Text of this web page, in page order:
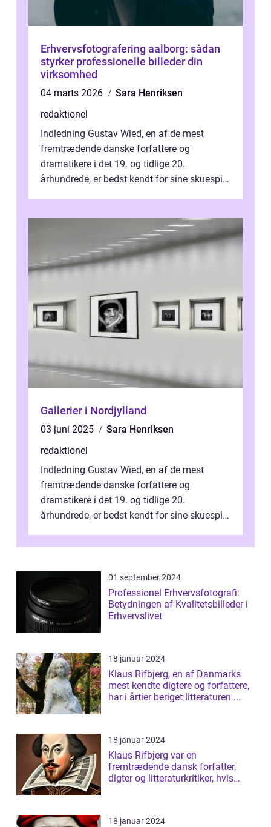
Erhvervsfotografering aalborg: sådan
styrker professionelle billeder din
virksomhed
04 marts 2026
Sara Henriksen
redaktionel
Indledning Gustav Wied, en af de mest
fremtrædende danske forfattere og
dramatikere i det 19. og tidlige 20.
århundrede, er bedst kendt for sine skuespil.
Gallerier i Nordjylland
03 juni 2025
Sara Henriksen
redaktionel
Indledning Gustav Wied, en af de mest
fremtrædende danske forfattere og
dramatikere i det 19. og tidlige 20.
århundrede, er bedst kendt for sine skuespil.
af...
01 september 2024
Professionel Erhvervsfotografi:
Betydningen af Kvalitetsbilleder i
Erhvervslivet
18 januar 2024
Klaus Rifbjerg, en af Danmarks
mest kendte digtere og forfattere,
har i årtier beriget litteraturen ...
18 januar 2024
Klaus Rifbjerg var en
fremtrædende dansk forfatter,
digter og litteraturkritiker, hvis
18 januar 2024